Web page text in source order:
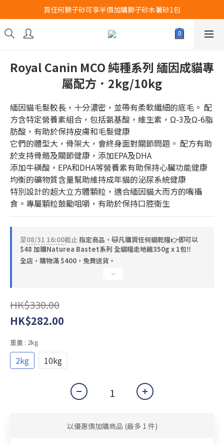
Airbuggy 全線現貨8折！立即點擊火速搶購
買任何獅子砂可享半價加購獅子砂木薯砂1包
Airbuggy 全線現貨8折！立即點擊火速搶購
Royal Canin MCO 純種系列 緬因成貓專
屬配方．2kg/10kg
緬因貓毛髮較長，十分濃密，並帶有柔軟纖細的底毛。 配
方含特定營養素組合，包括氨基酸，維生素，Ω-3及Ω-6脂
肪酸，有助於保持皮膚和毛髮健康
它們的體型大，骨架大，會終身面對關節問題。 配方有助
於支持骨骼及關節健康，添加EPA及DHA
添加牛磺酸，EPA和DHA等營養素有助保持心臟功能健康
均衡的礦物質含量幫助維持成年貓的泌尿系統健康
特別設計的超大立方體顆粒，適合緬因貓大而方的嘴攝
食。專屬顆粒鼓勵咀嚼，有助於保持口腔衛生
至08/31 16:00截止指定商品，🐱凡購買任何貓乾糧👉即可以
$48 加購Naturea Bastet系列 全貓糧走地雞350g x 1包‼️
全店，購物滿 $400，免費送貨。
HK$330.00
HK$282.00
重量 : 2kg
2kg 10kg
以優惠價加購商品 (最多 1 件)